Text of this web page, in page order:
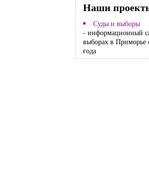
Наши
Суды и выборы
- информационный
выборах в Приморье
года